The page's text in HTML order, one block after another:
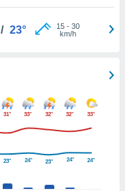
/ 23° 15- 30
km/h
31° 33° 32° 32° 33°
23° 24° 23° 24° 24°